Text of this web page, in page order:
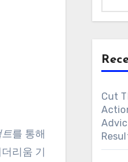
를 통해
리움 기
Cut